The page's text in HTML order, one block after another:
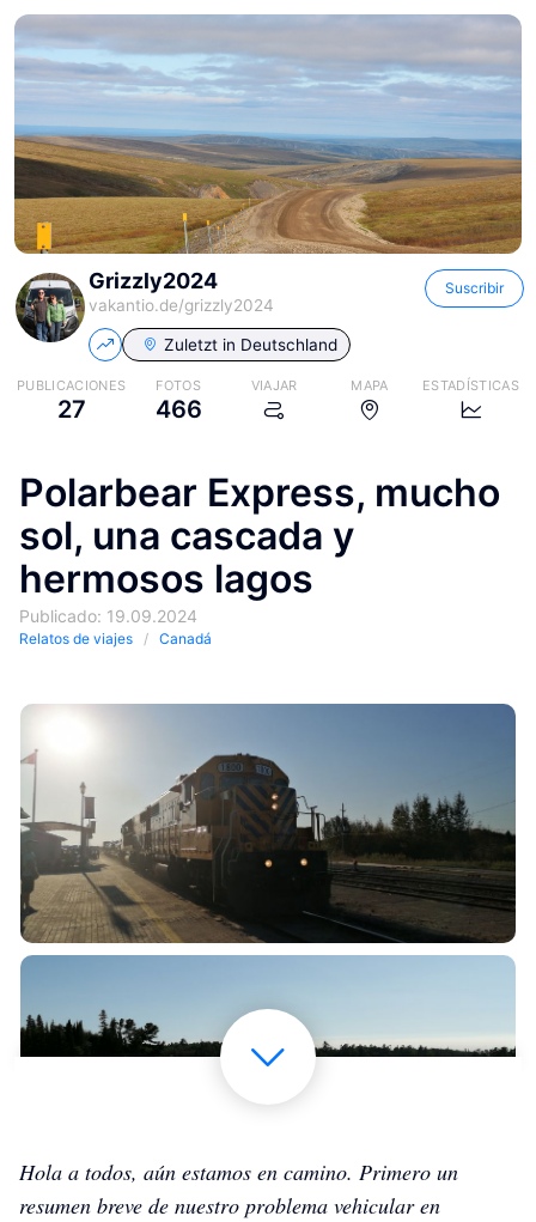
Grizzly2024
vakantio.de/grizzly2024
Suscribir
Zuletzt in Deutschland
PUBLICACIONES
27
FOTOS
466
VIAJAR MAPA ESTADÍSTICAS
Polarbear Express, mucho
sol, una cascada y
hermosos lagos
Publicado: 19.09.2024
Relatos de viajes Canadá
Hola a todos, aún estamos en camino. Primero un
resumen breve de nuestro problema vehicular en